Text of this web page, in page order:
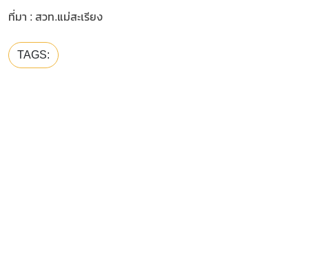
ที่มา : สวท.แม่สะเรียง
TAGS: